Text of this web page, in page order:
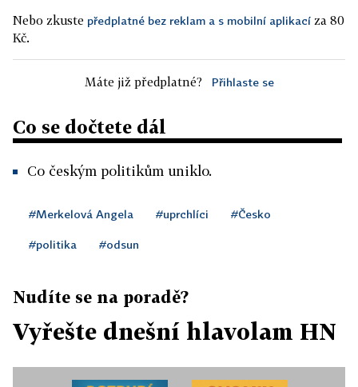
Nebo zkuste předplatné bez reklam a s mobilní aplikací za 80
Kč.
Máte již předplatné? Přihlaste se
Co se dočtete dál
Co českým politikům uniklo.
#Merkelová Angela #uprchlíci #Česko
#politika #odsun
Nudíte se na poradě?
Vyřešte dnešní hlavolam HN